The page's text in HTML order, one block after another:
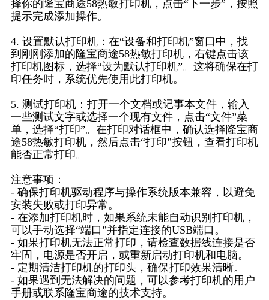
择你的隆宝商途58热敏打印机，点击“下一步”，按照
提示完成添加操作。
4. 设置默认打印机：在“设备和打印机”窗口中，找
到刚刚添加的隆宝商途58热敏打印机，右键点击该
打印机图标，选择“设为默认打印机”。这将确保在打
印任务时，系统优先使用此打印机。
5. 测试打印机：打开一个文档或记事本文件，输入
一些测试文字或选择一个现有文件，点击“文件”菜
单，选择“打印”。在打印对话框中，确认选择隆宝商
途58热敏打印机，然后点击“打印”按钮，查看打印机
能否正常打印。
注意事项：
- 确保打印机驱动程序与操作系统版本兼容，以避免
安装失败或打印异常。
- 在添加打印机时，如果系统未能自动识别打印机，
可以手动选择“端口”并指定连接的USB端口。
- 如果打印机无法正常打印，请检查数据线连接是否
牢固，电源是否开启，或重新启动打印机和电脑。
- 定期清洁打印机的打印头，确保打印效果清晰。
- 如果遇到无法解决的问题，可以参考打印机的用户
手册或联系隆宝商途的技术支持。